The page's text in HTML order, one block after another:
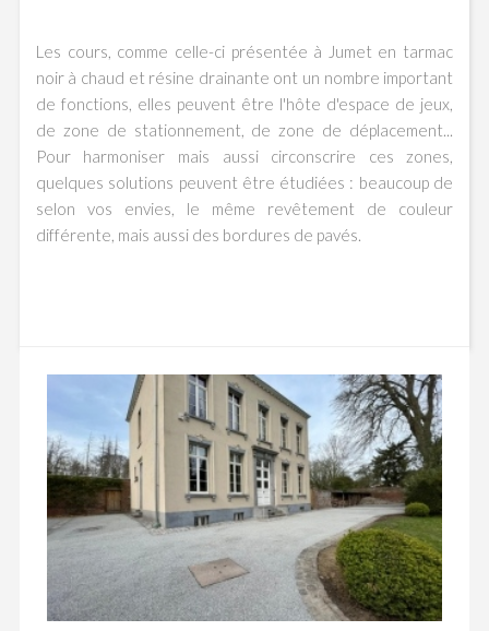
Les cours, comme celle-ci présentée à Jumet en tarmac
noir à chaud et résine drainante ont un nombre important
de fonctions, elles peuvent être l'hôte d'espace de jeux,
de zone de stationnement, de zone de déplacement...
Pour harmoniser mais aussi circonscrire ces zones,
quelques solutions peuvent être étudiées : beaucoup de
selon vos envies, le même revêtement de couleur
différente, mais aussi des bordures de pavés.